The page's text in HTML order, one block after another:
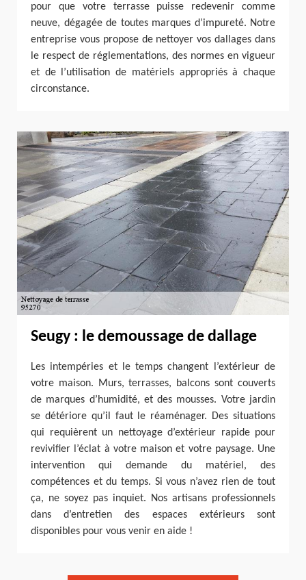
pour que votre terrasse puisse redevenir comme
neuve, dégagée de toutes marques d’impureté. Notre
entreprise vous propose de nettoyer vos dallages dans
le respect de réglementations, des normes en vigueur
et de l’utilisation de matériels appropriés à chaque
circonstance.
Seugy : le demoussage de dallage
Les intempéries et le temps changent l’extérieur de
votre maison. Murs, terrasses, balcons sont couverts
de marques d’humidité, et des mousses. Votre jardin
se détériore qu’il faut le réaménager. Des situations
qui requièrent un nettoyage d’extérieur rapide pour
revivifier l’éclat à votre maison et votre paysage. Une
intervention qui demande du matériel, des
compétences et du temps. Si vous n’avez rien de tout
ça, ne soyez pas inquiet. Nos artisans professionnels
dans d’entretien des espaces extérieurs sont
disponibles pour vous venir en aide !